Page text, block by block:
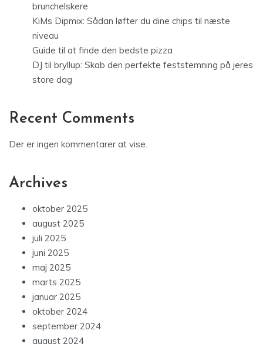
brunchelskere
KiMs Dipmix: Sådan løfter du dine chips til næste
niveau
Guide til at finde den bedste pizza
DJ til bryllup: Skab den perfekte feststemning på jeres
store dag
Recent Comments
Der er ingen kommentarer at vise.
Archives
oktober 2025
august 2025
juli 2025
juni 2025
maj 2025
marts 2025
januar 2025
oktober 2024
september 2024
august 2024